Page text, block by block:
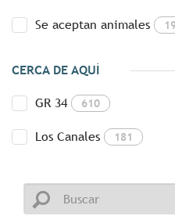
Se aceptan animales
CERCA DE AQUÍ
GR 34 610
Los Canales 181